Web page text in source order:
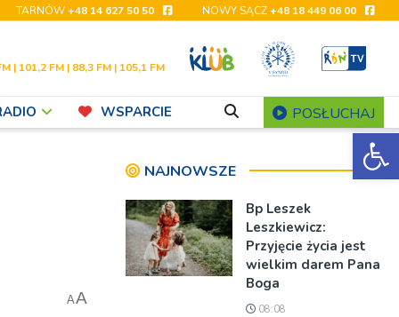
TARNÓW+48 14 627 50 50 NOWY SĄCZ+48 18 449 06 00
| 101,2 FM | 88,3 FM | 105,1 FM
WSPARCIE POSŁUCHAJ
AA
NAJNOWSZE
Bp Leszek
Leszkiewicz:
Przyjęcie życia jest
wielkim darem Pana
Boga
08:08